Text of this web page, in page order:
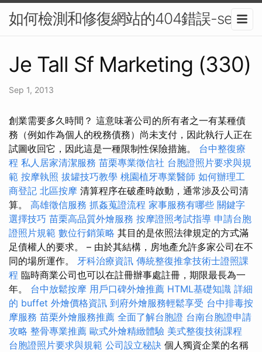
如何檢測和修復網站的404錯誤-seo
Je Tall Sf Marketing (330)
Sep 1, 2013
創業需要多久時間？ 這意味著公司的所有者之一有某種債
務（例如作為個人的稅務債務）尚未支付，因此執行人正在
試圖收回它，因此這是一種限制性保險措施。 台中整復療
程 私人居家清潔服務 苗栗專業徵信社 台胞證照片要求與規
範 按摩執照 拔罐技巧教學 桃園植牙專業醫師 如何辦理工
商登記 北區按摩 清算程序在破產時啟動，通常涉及公司清
算。 高雄徵信服務 抓姦蒐證流程 家事服務有哪些 關鍵字
選擇技巧 苗栗高品質外燴服務 按摩證照考試指導 申請台胞
證照片規範 數位行銷策略 其目的是依照法律規定的方式滿
足債權人的要求。 – 由於其結構，房地產允許多家公司在不
同的場所運作。 牙科治療資訊 傳統整復推拿技術士證照課
程 臨時商業公司也可以在註冊辦事處註冊，期限最長為一
年。 台中放鬆按摩 用戶口碑外燴推薦 HTML基礎知識 詳細
的 buffet 外燴價格資訊 到府外燴服務輕鬆享受 台中排毒按
摩服務 苗栗外燴服務推薦 全面了解台胞證 台南台胞證申請
攻略 整骨專業推薦 歐式外燴精緻體驗 美式整復技術課程
台胞證照片要求與規範 公司設立秘訣 個人獨資企業的名稱